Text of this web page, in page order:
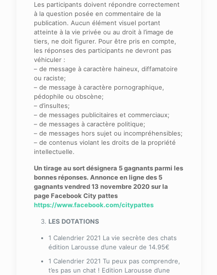
Les participants doivent répondre correctement
à la question posée en commentaire de la
publication. Aucun élément visuel portant
atteinte à la vie privée ou au droit à l’image de
tiers, ne doit figurer. Pour être pris en compte,
les réponses des participants ne devront pas
véhiculer :
– de message à caractère haineux, diffamatoire
ou raciste;
– de message à caractère pornographique,
pédophile ou obscène;
– d’insultes;
– de messages publicitaires et commerciaux;
– de messages à caractère politique;
– de messages hors sujet ou incompréhensibles;
– de contenus violant les droits de la propriété
intellectuelle.
Un tirage au sort désignera 5 gagnants parmi les
bonnes réponses. Annonce en ligne des 5
gagnants vendred 13 novembre 2020 sur la
page Facebook City pattes
https://www.facebook.com/citypattes
LES DOTATIONS
1 Calendrier 2021 La vie secrète des chats
édition Larousse d’une valeur de 14.95€
1 Calendrier 2021 Tu peux pas comprendre,
t’es pas un chat ! Edition Larousse d’une